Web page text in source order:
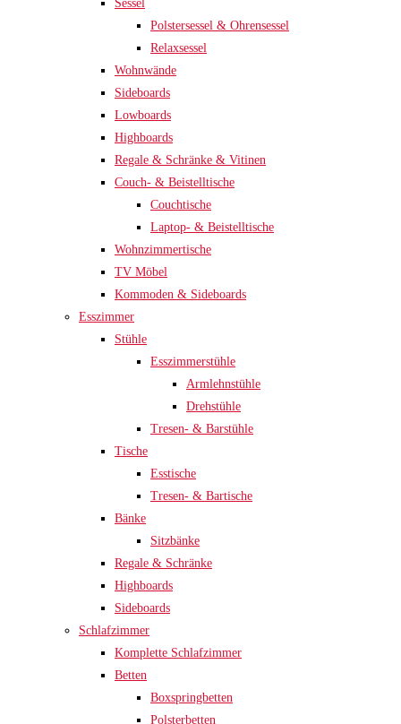
Sessel
Polstersessel & Ohrensessel
Relaxsessel
Wohnwände
Sideboards
Lowboards
Highboards
Regale & Schränke & Vitinen
Couch- & Beistelltische
Couchtische
Laptop- & Beistelltische
Wohnzimmertische
TV Möbel
Kommoden & Sideboards
Esszimmer
Stühle
Esszimmerstühle
Armlehnstühle
Drehstühle
Tresen- & Barstühle
Tische
Esstische
Tresen- & Bartische
Bänke
Sitzbänke
Regale & Schränke
Highboards
Sideboards
Schlafzimmer
Komplette Schlafzimmer
Betten
Boxspringbetten
Polsterbetten